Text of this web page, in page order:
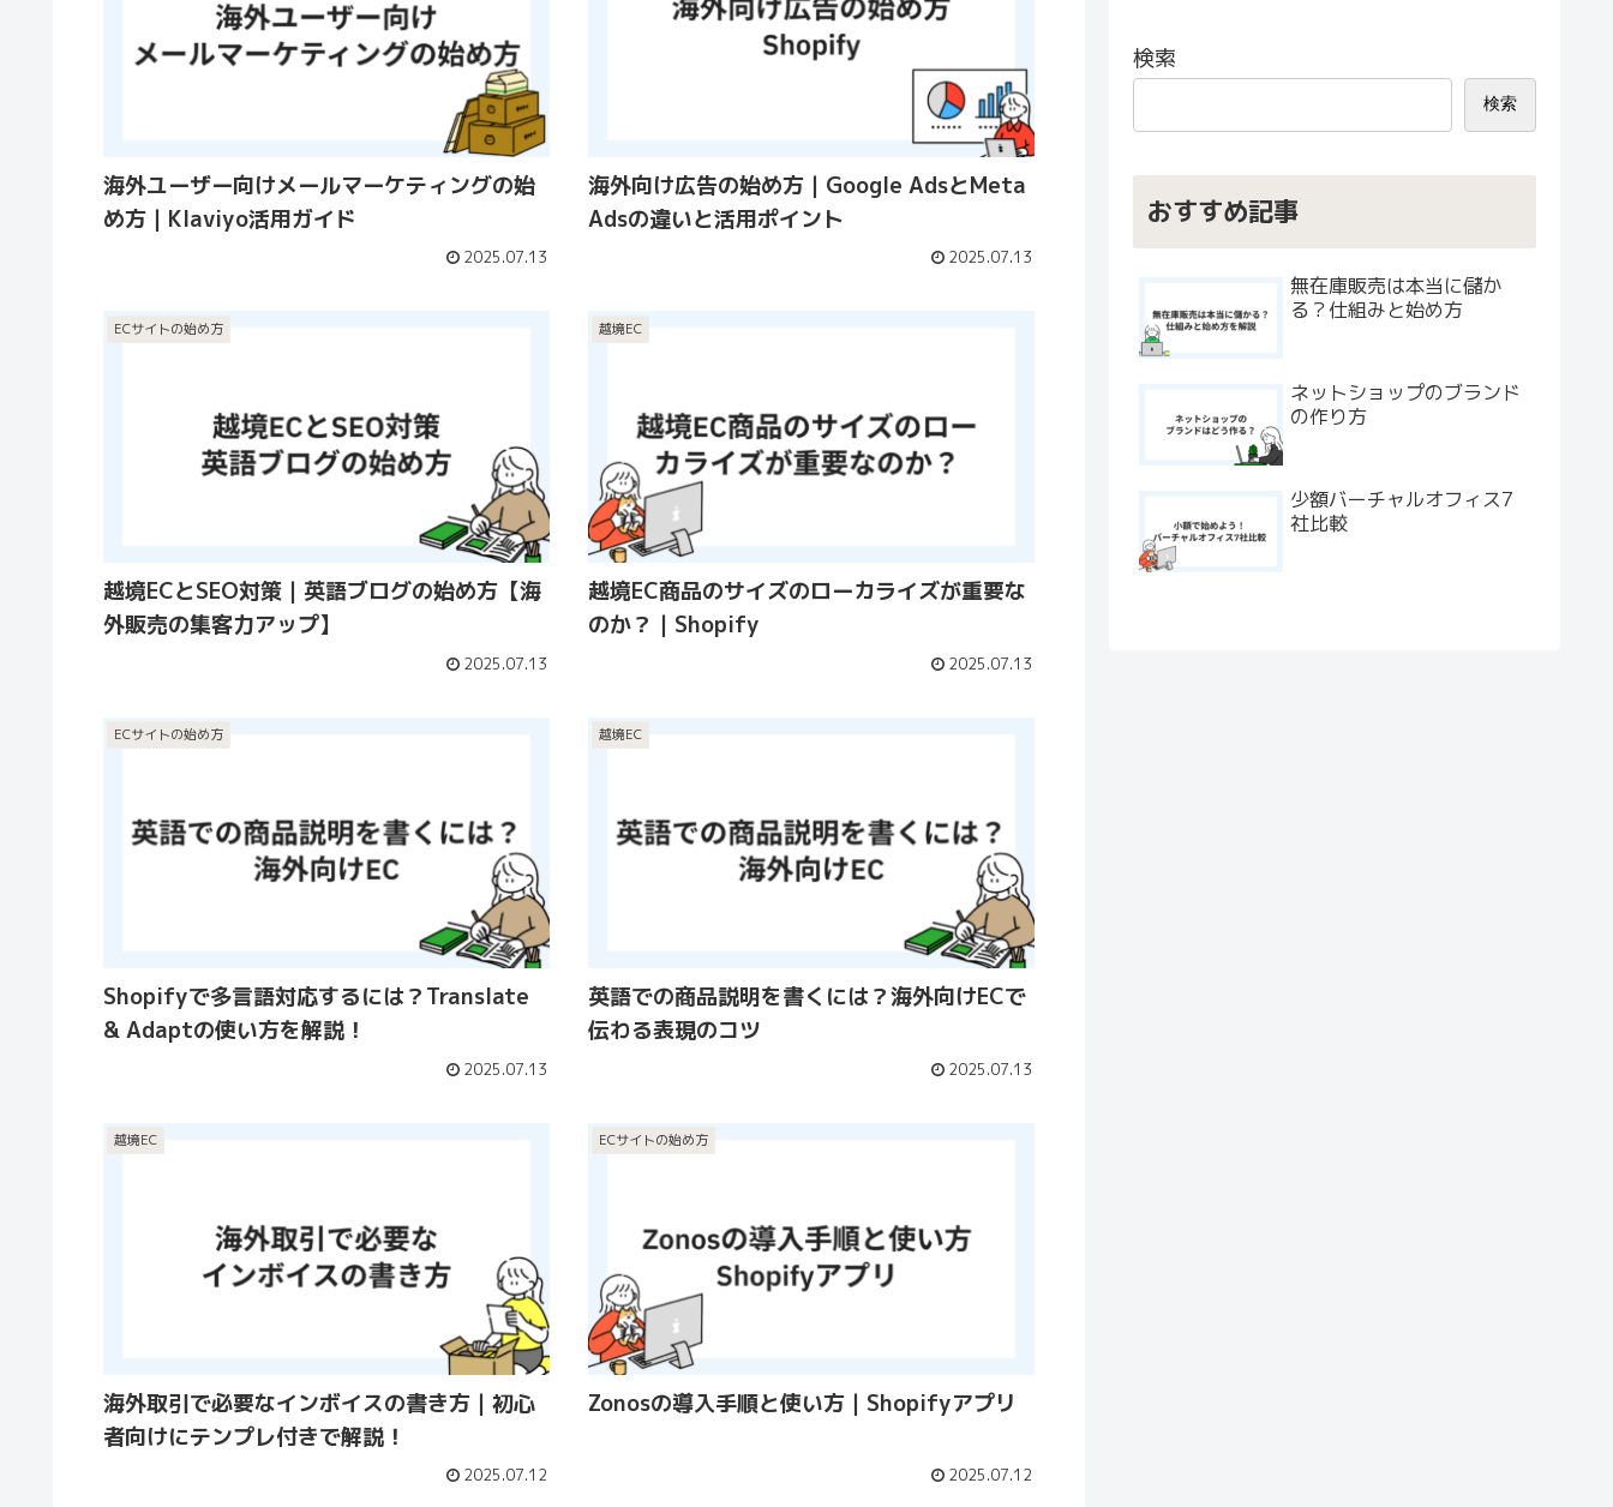
海外ユーザー向けメールマーケティングの始
め方｜Klaviyo活用ガイド
2025.07.13
海外向け広告の始め方｜Google AdsとMeta
Adsの違いと活用ポイント
2025.07.13
ECサイトの始め方
越境ECとSEO対策｜英語ブログの始め方【海
外販売の集客力アップ】
2025.07.13
越境EC
越境EC商品のサイズのローカライズが重要な
のか？｜Shopify
2025.07.13
ECサイトの始め方
Shopifyで多言語対応するには？Translate
& Adaptの使い方を解説！
2025.07.13
越境EC
英語での商品説明を書くには？海外向けECで
伝わる表現のコツ
2025.07.13
越境EC
海外取引で必要なインボイスの書き方｜初心
者向けにテンプレ付きで解説！
2025.07.12
ECサイトの始め方
Zonosの導入手順と使い方｜Shopifyアプリ
2025.07.12
検索
検索
おすすめ記事
無在庫販売は本当に儲か
る？仕組みと始め方
ネットショップのブランド
の作り方
少額バーチャルオフィス7
社比較